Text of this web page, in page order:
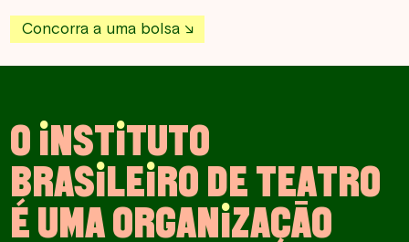
Concorra a uma bolsa
OINSTITUTO
BRASILEIRODETEATRO
ÉUMAORGANIZAÇÃO